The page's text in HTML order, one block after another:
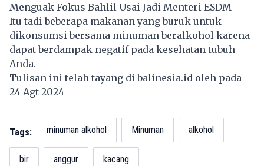
Menguak Fokus Bahlil Usai Jadi Menteri ESDM
Itu tadi beberapa makanan yang buruk untuk
dikonsumsi bersama minuman beralkohol karena
dapat berdampak negatif pada kesehatan tubuh
Anda.
Tulisan ini telah tayang dibalinesia.id oleh pada
24 Agt 2024
Tags: minuman alkohol Minuman alkohol
bir anggur kacang